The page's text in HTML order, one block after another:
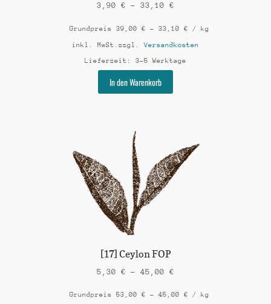
3,90 € – 33,10 €
Grundpreis 39,00 € – 33,10 € / kg
inkl. MwSt. zzgl.Versandkosten
Lieferzeit: 3-5 Werktage
In den Warenkorb
Die
Optionen
[17] Ceylon FOP
5,30 € – 45,00 €
Grundpreis 53,00 € – 45,00 € / kg